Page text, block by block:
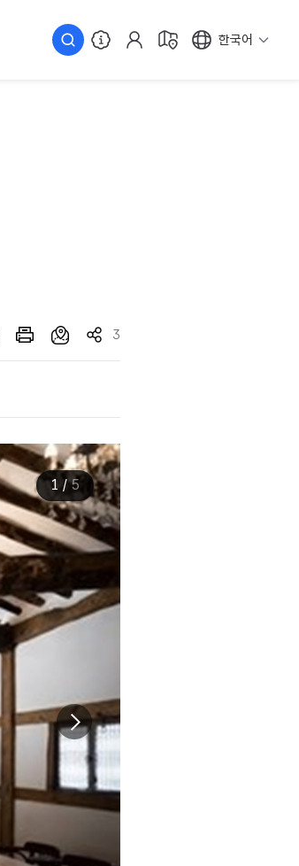
한국어
3
1 /5